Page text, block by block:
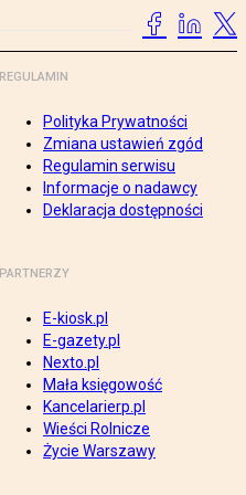
REGULAMIN
Polityka Prywatności
Zmiana ustawień zgód
Regulamin serwisu
Informacje o nadawcy
Deklaracja dostępności
PARTNERZY
E-kiosk.pl
E-gazety.pl
Nexto.pl
Mała księgowość
Kancelarierp.pl
Wieści Rolnicze
Życie Warszawy